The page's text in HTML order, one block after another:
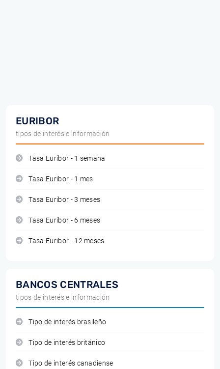
EURIBOR
tipos de interés e información
Tasa Euribor - 1 semana
Tasa Euribor - 1 mes
Tasa Euribor - 3 meses
Tasa Euribor - 6 meses
Tasa Euribor - 12 meses
BANCOS CENTRALES
tipos de interés e información
Tipo de interés brasileño
Tipo de interés británico
Tipo de interés canadiense